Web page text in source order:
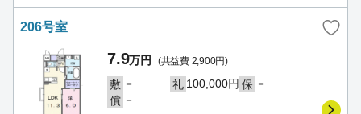
206号室
7.9万円 (共益費 2,900円)
敷 － 礼 100,000円 保 －
償 －